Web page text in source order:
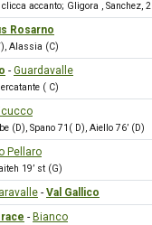
accanto; Gligora , Sanchez,
Rosarno
Alassia (C)
- Guardavalle
( C)
(D), Spano 71( D), Aiello 76’ (D)
Pellaro
19’ st (G)
- Val Gallico
- Bianco